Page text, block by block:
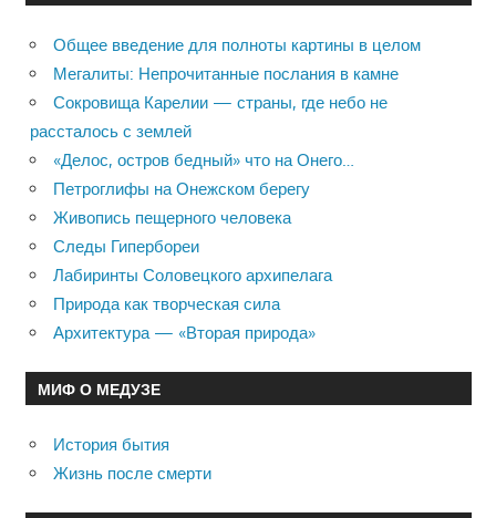
Общее введение для полноты картины в целом
Мегалиты: Непрочитанные послания в камне
Сокровища Карелии — страны, где небо не
рассталось с землей
«Делос, остров бедный» что на Онего…
Петроглифы на Онежском берегу
Живопись пещерного человека
Следы Гипербореи
Лабиринты Соловецкого архипелага
Природа как творческая сила
Архитектура — «Вторая природа»
МИФ О МЕДУЗЕ
История бытия
Жизнь после смерти